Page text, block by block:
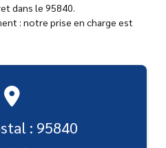
dans le 95840.
: notre prise en charge est
: 95840